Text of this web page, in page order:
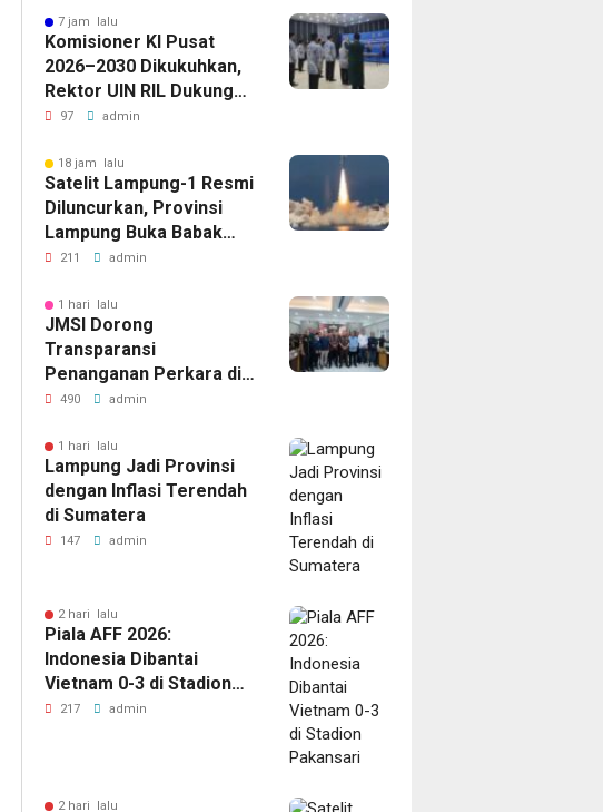
7 jam lalu
Komisioner KI Pusat
2026–2030 Dikukuhkan,
Rektor UIN RIL Dukung
Penguatan Tata Kelola
97 admin
18 jam lalu
Satelit Lampung-1 Resmi
Diluncurkan, Provinsi
Lampung Buka Babak
Baru
211 admin
1 hari lalu
JMSI Dorong
Transparansi
Penanganan Perkara di
Kejati Lampung
490 admin
1 hari lalu
Lampung Jadi Provinsi
dengan Inflasi Terendah
di Sumatera
147 admin
2 hari lalu
Piala AFF 2026:
Indonesia Dibantai
Vietnam 0-3 di Stadion
Pakansari
217 admin
2 hari lalu